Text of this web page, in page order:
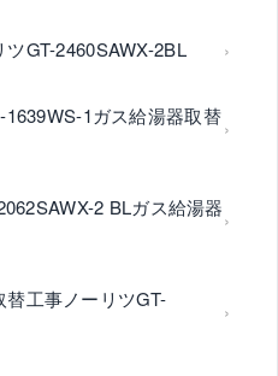
GT-2460SAWX-2BL
1ガス給湯器取替
2 BLガス給湯器
工事ノーリツGT-